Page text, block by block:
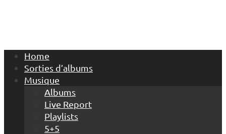
Home
Sorties d’albums
Musique
Albums
Live Report
Playlists
5+5